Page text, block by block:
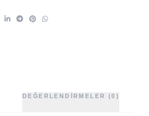
DEĞERLENDIRMELER (0)